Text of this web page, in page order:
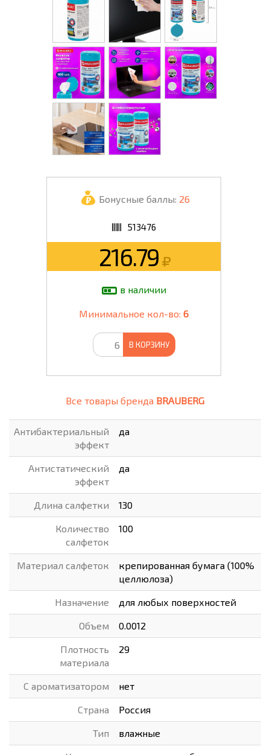
Бонусные баллы: 26
513476
216.79
в наличии
Минимальное кол-во: 6
В КОРЗИНУ
Все товары бренда BRAUBERG
Антибактериальный
эффект
да
Антистатический
эффект
да
Длина салфетки 130
Количество
салфеток
100
Материал салфеток
крепированная бумага (100%
целлюлоза)
Назначение для любых поверхностей
Объем 0.0012
Плотность
материала
29
С ароматизатором нет
Страна Россия
Тип влажные